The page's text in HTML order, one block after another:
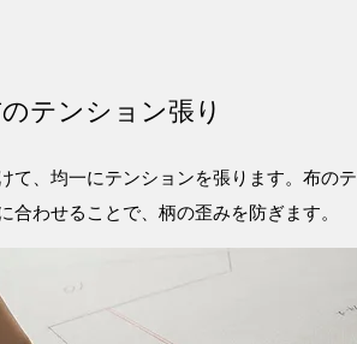
テンション張り
て、均一にテンションを張ります。布のテ
合わせることで、柄の歪みを防ぎます。